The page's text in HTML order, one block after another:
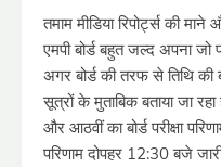
तमाम मीडिया रिपोर्ट्स की
एमपी बोर्ड बहुत जल्द अपना जो
अगर बोर्ड की तरफ से तिथि की
सूत्रों के मुताबिक बताया जा
और आठवीं का बोर्ड परीक्षा
परिणाम दोपहर 12:30 बजे